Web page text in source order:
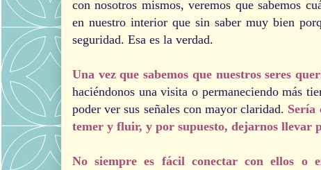
con nosotros mismos, veremos que sabemos
en nuestro interior que sin saber muy bien
seguridad. Esa es la verdad.
Una vez que sabemos que nuestros seres
haciéndonos una visita o permaneciendo más
poder ver sus señales con mayor claridad. Sería
temer y fluir, y por supuesto, dejarnos llevar
No siempre es fácil conectar con ellos o